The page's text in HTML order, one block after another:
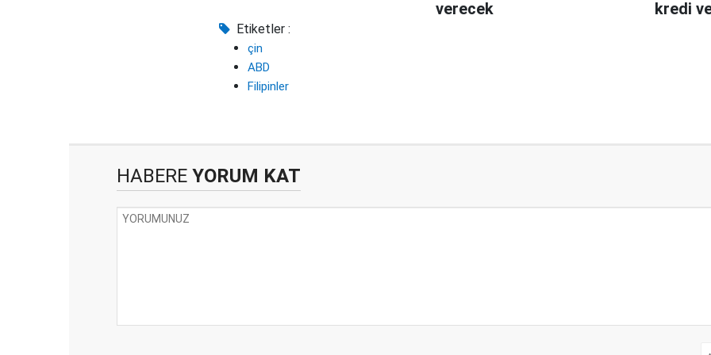
verecek kredi
Etiketler :
çin
ABD
Filipinler
HABERE YORUM KAT